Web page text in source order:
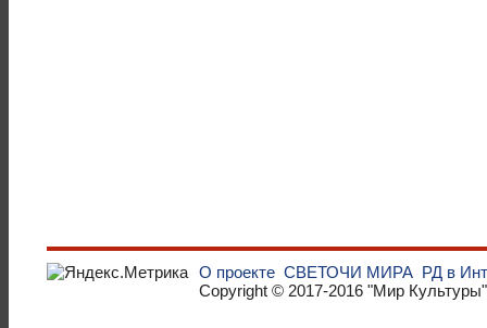
О проекте СВЕТОЧИ МИРА РД в
Copyright © 2017-2016 "Мир Культуры"